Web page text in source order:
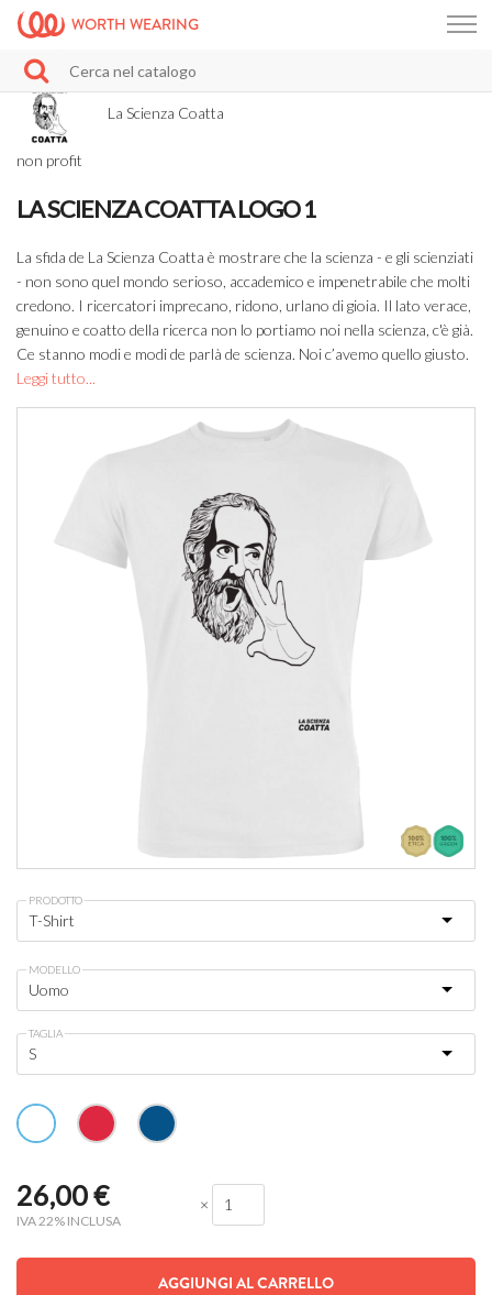
WORTH WEARING
La Scienza Coatta
non profit
LA SCIENZA COATTA LOGO 1
La sfida de La Scienza Coatta è mostrare che la scienza - e gli scienziati
- non sono quel mondo serioso, accademico e impenetrabile che molti
credono. I ricercatori imprecano, ridono, urlano di gioia. Il lato verace,
genuino e coatto della ricerca non lo portiamo noi nella scienza, c'è già.
Ce stanno modi e modi de parlà de scienza. Noi c’avemo quello giusto.
Leggi tutto...
PRODOTTO
MODELLO
TAGLIA
26,00€
IVA 22% INCLUSA
×
AGGIUNGI AL CARRELLO